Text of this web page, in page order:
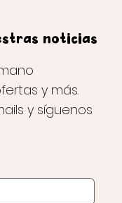
noticias
y más.
y síguenos